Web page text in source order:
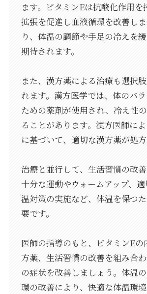
ます。ビタミンEは抗酸化作用を
拡張を促進し血液循環を改善し
り、体温の調節や手足の冷えを
期待されます。
また、漢方薬による治療も選択
れます。漢方医学では、体のバ
ための薬剤が使用され、冷え性
ることがあります。漢方医師に
に基づいて、適切な漢方薬が処方
治療と並行して、生活習慣の改善
十分な運動やウォームアップ、
温対策の実施など、体温を保つ
要です。
医師の指導のもと、ビタミンEの
方薬、生活習慣の改善を組み合
の症状を改善しましょう。体温
環の改善により、快適な体温環